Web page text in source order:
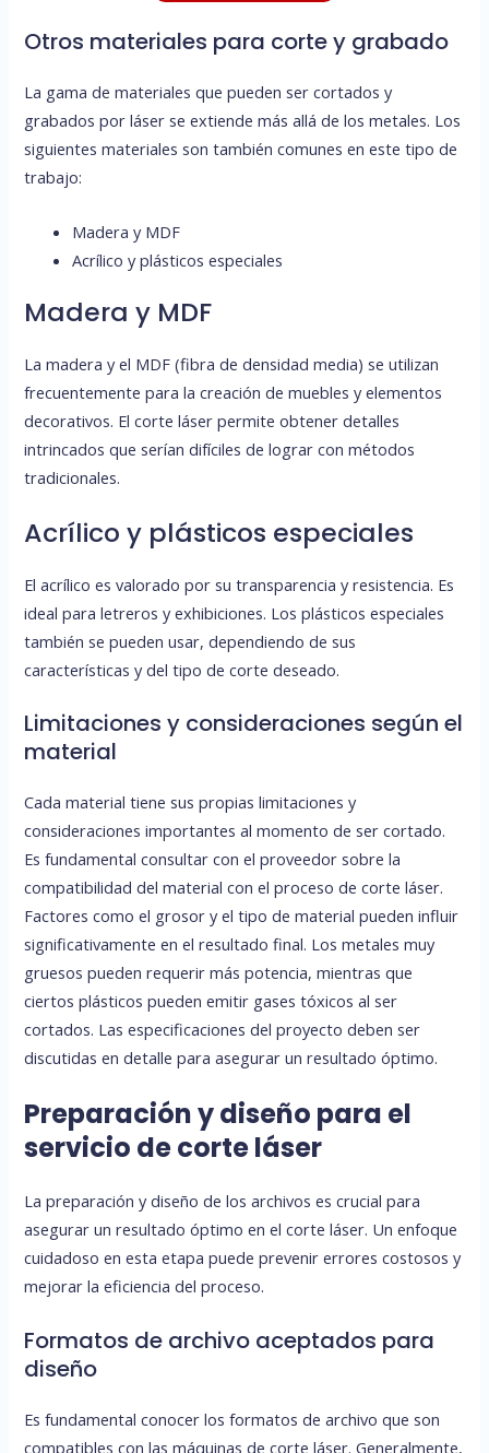
Otros materiales para corte y grabado
La gama de materiales que pueden ser cortados y
grabados por láser se extiende más allá de los metales. Los
siguientes materiales son también comunes en este tipo de
trabajo:
Madera y MDF
Acrílico y plásticos especiales
Madera y MDF
La madera y el MDF (fibra de densidad media) se utilizan
frecuentemente para la creación de muebles y elementos
decorativos. El corte láser permite obtener detalles
intrincados que serían difíciles de lograr con métodos
tradicionales.
Acrílico y plásticos especiales
El acrílico es valorado por su transparencia y resistencia. Es
ideal para letreros y exhibiciones. Los plásticos especiales
también se pueden usar, dependiendo de sus
características y del tipo de corte deseado.
Limitaciones y consideraciones según el
material
Cada material tiene sus propias limitaciones y
consideraciones importantes al momento de ser cortado.
Es fundamental consultar con el proveedor sobre la
compatibilidad del material con el proceso de corte láser.
Factores como el grosor y el tipo de material pueden influir
significativamente en el resultado final. Los metales muy
gruesos pueden requerir más potencia, mientras que
ciertos plásticos pueden emitir gases tóxicos al ser
cortados. Las especificaciones del proyecto deben ser
discutidas en detalle para asegurar un resultado óptimo.
Preparación y diseño para el
servicio de corte láser
La preparación y diseño de los archivos es crucial para
asegurar un resultado óptimo en el corte láser. Un enfoque
cuidadoso en esta etapa puede prevenir errores costosos y
mejorar la eficiencia del proceso.
Formatos de archivo aceptados para
diseño
Es fundamental conocer los formatos de archivo que son
compatibles con las máquinas de corte láser. Generalmente,